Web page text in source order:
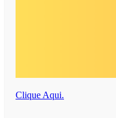
Clique Aqui.